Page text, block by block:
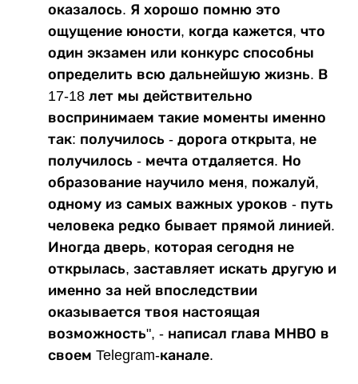
оказалось. Я хорошо помню это
ощущение юности, когда кажется, что
один экзамен или конкурс способны
определить всю дальнейшую жизнь. В
17-18 лет мы действительно
воспринимаем такие моменты именно
так: получилось - дорога открыта, не
получилось - мечта отдаляется. Но
образование научило меня, пожалуй,
одному из самых важных уроков - путь
человека редко бывает прямой линией.
Иногда дверь, которая сегодня не
открылась, заставляет искать другую и
именно за ней впоследствии
оказывается твоя настоящая
возможность", - написал глава МНВО в
своем Telegram-канале.